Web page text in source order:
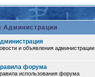
Администрации
и объявления администрации
форума
использования форума